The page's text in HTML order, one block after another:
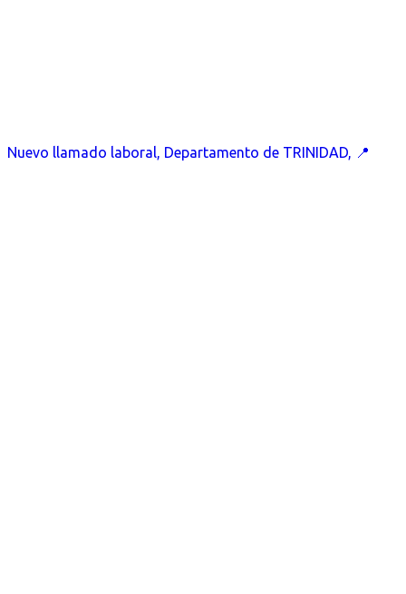
Nuevo llamado laboral, Departamento de TRINIDAD, 📍